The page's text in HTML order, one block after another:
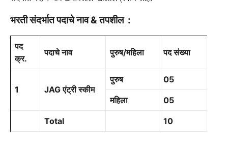
भरती संदर्भात पदाचे नाव & तपशील :
पद
क्र.
पदाचे नाव पुरुष/महिला पद संख्या
1 JAG एंट्री स्कीम
पुरुष 05
महिला 05
Total 10